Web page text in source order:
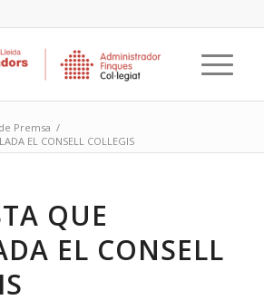
Premsa /
EL CONSELL COL·LEGIS
QUE
EL CONSELL